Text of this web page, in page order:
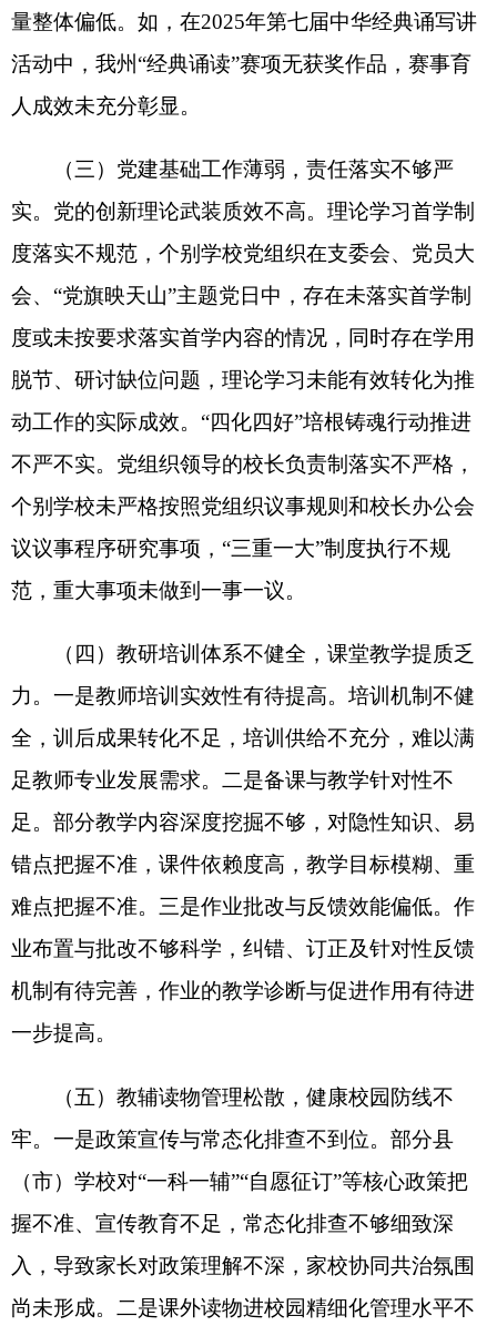
牢。一是政策宣传与常态化排查不到位。部分县
入，导致家长对政策理解不深，家校协同共治氛围
足。个别学校在具体操作中对读物审核标准的理解
与把握还不够精准，特别是在读物适宜性鉴别判断
上需进一步加强。
（六）信息建设推进缓慢，数字赋能作用偏
弱。一是经费投入与设备保障不足。师生终端配备
有待提高、设备更新换代缓慢，难以发挥信息化赋
能教育效果。二是校园网络环境有待改善。阿图什
市、阿克陶县教育城域网推进缓慢，部分学校互联
数字素养与应用能力欠缺。教师对人工智能与教育
融合认识不足，校领导对教育数字化、人工智能变
革认识不到位，国家中小学智慧教育平台使用率有
分。部分学校对国家通用语言文字推广普及工作重
视不够、推进乏力，未形成常态化、全覆盖的管理
机制，育人导向作用发挥不明显。二是家校社协同
育人合力不足，教育生态尚未形成。家庭教育文化
三是心理健康教育工作缺位，保障机制不完善。学
校心理健康教育体系建设滞后，未按要求配备专职
心理健康教育教师，如，阿图什市第四中学3500余
在兼职心理教师专业素养不足、缺乏系统培训，对
学生心理问题识别不精准、帮扶不精准，未能为学
生身心健康发展提供有效保障。
四、建议
（一）强化教师队伍建设，推动政策落地见
效。要健全师德常态化监管机制，加大教师警示教